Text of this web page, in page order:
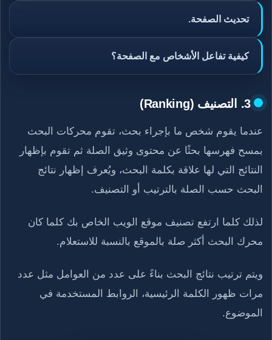
تحديث الصفحة.
كيفية تفاعل الأشخاص مع الصفحة؟
3. التصنيف (Ranking)
عندما يقوم شخص ما بإجراء بحث، تقوم محركات البحث
بمسح فهرسها بحثًا عن محتوى وثيق الصلة ثم تقوم بإظهار
النتائج التي لها علاقة بكلمة البحث، ويُعرف إظهار نتائج
البحث حسب الصلة بالترتيب أو التصنيف.
لذلك كلما ارتفع تصنيف موقع الويب الخاص بك كلما كان
محرك البحث أكثر صلة بالموقع بالنسبة للاستعلام.
ويتم ترتيب نتائج البحث بناءً على عدد من العوامل مثل عدد
مرات ظهور الكلمة الرئيسية، الروابط المستخدمة في
الموضوع.